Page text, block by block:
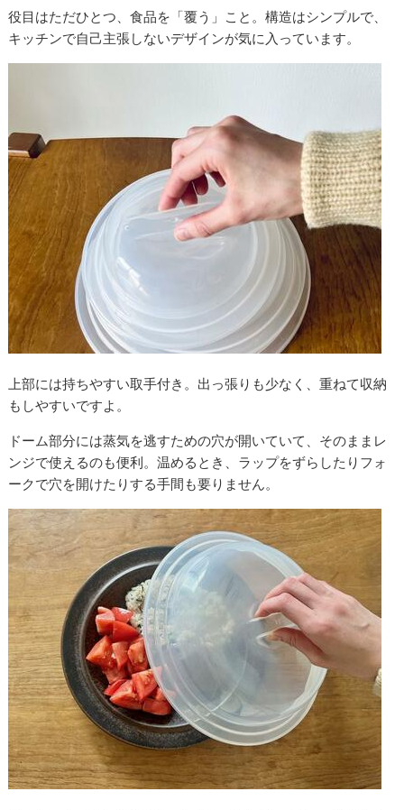
役目はただひとつ、食品を「覆う」こと。構造はシンプルで、
キッチンで自己主張しないデザインが気に入っています。
上部には持ちやすい取手付き。出っ張りも少なく、重ねて収納
もしやすいですよ。
ドーム部分には蒸気を逃すための穴が開いていて、そのままレ
ンジで使えるのも便利。温めるとき、ラップをずらしたりフォ
ークで穴を開けたりする手間も要りません。